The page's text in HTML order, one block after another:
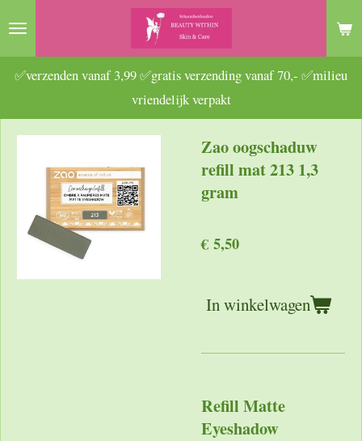
Ga
naar
hoofdinhoud
✅verzenden vanaf 3,99 ✅gratis verzending vanaf 70,- ✅milieu
vriendelijk verpakt
Zao oogschaduw
refill mat 213 1,3
gram
€ 5,50
In winkelwagen
Refill Matte
Eyeshadow